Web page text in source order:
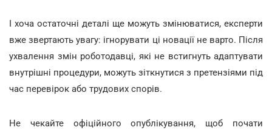
І хоча остаточні деталі ще можуть змінюватися, експерти
вже звертають увагу: ігнорувати ці новації не варто. Після
ухвалення змін роботодавці, які не встигнуть адаптувати
внутрішні процедури, можуть зіткнутися з претензіями під
час перевірок або трудових спорів.
Не чекайте офіційного опублікування, щоб почати